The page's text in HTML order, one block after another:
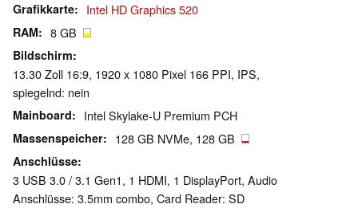
Grafikkarte Intel HD Graphics 520
RAM 8 GB
Bildschirm
13.30 Zoll 16:9, 1920 x 1080 Pixel 166 PPI, IPS,
spiegelnd: nein
Mainboard Intel Skylake-U Premium PCH
Massenspeicher 128 GB NVMe, 128 GB
Anschlüsse
3 USB 3.0 / 3.1 Gen1, 1 HDMI, 1 DisplayPort, Audio
Anschlüsse: 3.5mm combo, Card Reader: SD